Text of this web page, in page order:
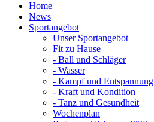
Home
News
Sportangebot
Unser Sportangebot
Fit zu Hause
- Ball und Schläger
- Wasser
- Kampf und Entspannung
- Kraft und Kondition
- Tanz und Gesundheit
Wochenplan